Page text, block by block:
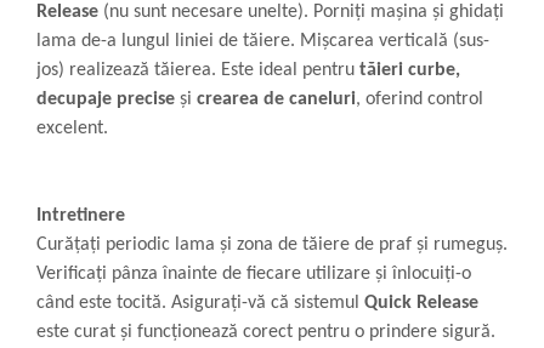
Release (nu sunt necesare unelte). Porniți mașina și ghidați
lama de-a lungul liniei de tăiere. Mișcarea verticală (sus-
jos) realizează tăierea. Este ideal pentru tăieri curbe,
decupaje precise și crearea de caneluri, oferind control
excelent.
Intretinere
Curățați periodic lama și zona de tăiere de praf și rumeguș.
Verificați pânza înainte de fiecare utilizare și înlocuiți-o
când este tocită. Asigurați-vă că sistemul Quick Release
este curat și funcționează corect pentru o prindere sigură.